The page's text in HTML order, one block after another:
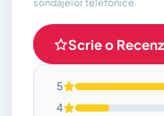
Scrie o
5
4